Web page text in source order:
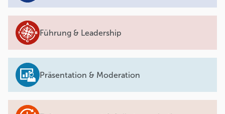
Führung & Leadership
Präsentation & Moderation